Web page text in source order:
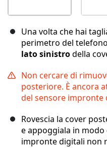
Una volta che hai
perimetro del
lato sinistrodella
Non cercare di
posteriore. È ancora
del sensore impronte
Rovescia la cover
e appoggiala in modo
impronte digitali non